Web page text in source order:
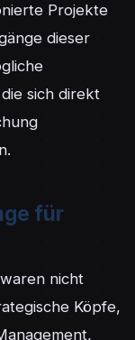
Projekte
dieser
sich direkt
für
nicht
Köpfe,